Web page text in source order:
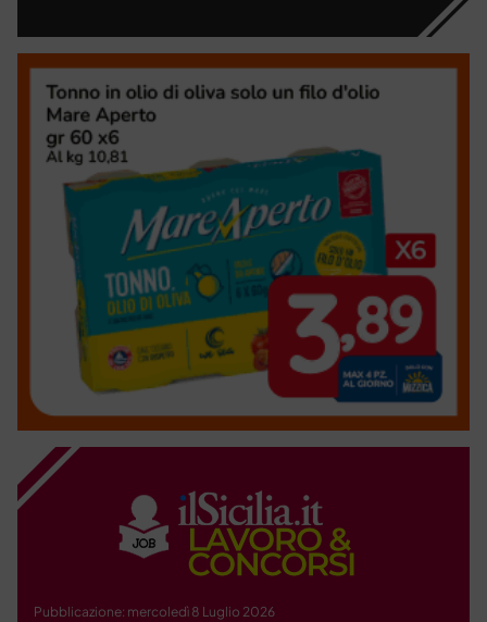
Pubblicazione: mercoledì 8 Luglio 2026